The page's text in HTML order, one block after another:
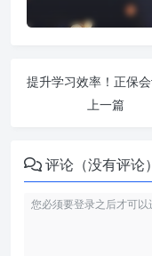
上一篇
评论（没有评论）